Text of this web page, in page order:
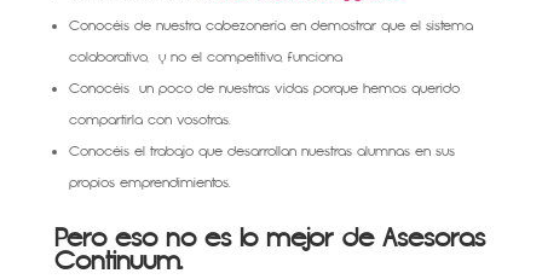
Conocéis de nuestra cabezonería en demostrar que el sistema
colaborativo, y no el competitivo, funciona
Conocéis un poco de nuestras vidas porque hemos querido
compartirla con vosotras.
Conocéis el trabajo que desarrollan nuestras alumnas en sus
propios emprendimientos.
Pero eso no es lo mejor de Asesoras
Continuum.